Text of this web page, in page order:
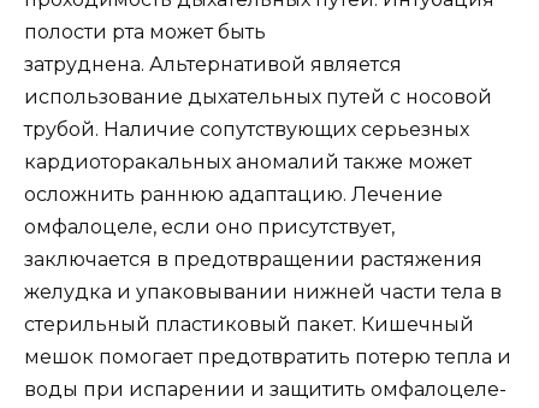
полости рта может быть
затруднена. Альтернативой является
использование дыхательных путей с носовой
трубой. Наличие сопутствующих серьезных
кардиоторакальных аномалий также может
осложнить раннюю адаптацию. Лечение
омфалоцеле, если оно присутствует,
заключается в предотвращении растяжения
желудка и упаковывании нижней части тела в
стерильный пластиковый пакет. Кишечный
мешок помогает предотвратить потерю тепла и
воды при испарении и защитить омфалоцеле-